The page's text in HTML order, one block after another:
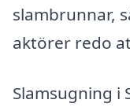
slambrunnar,
aktörer redo
Slamsugning i